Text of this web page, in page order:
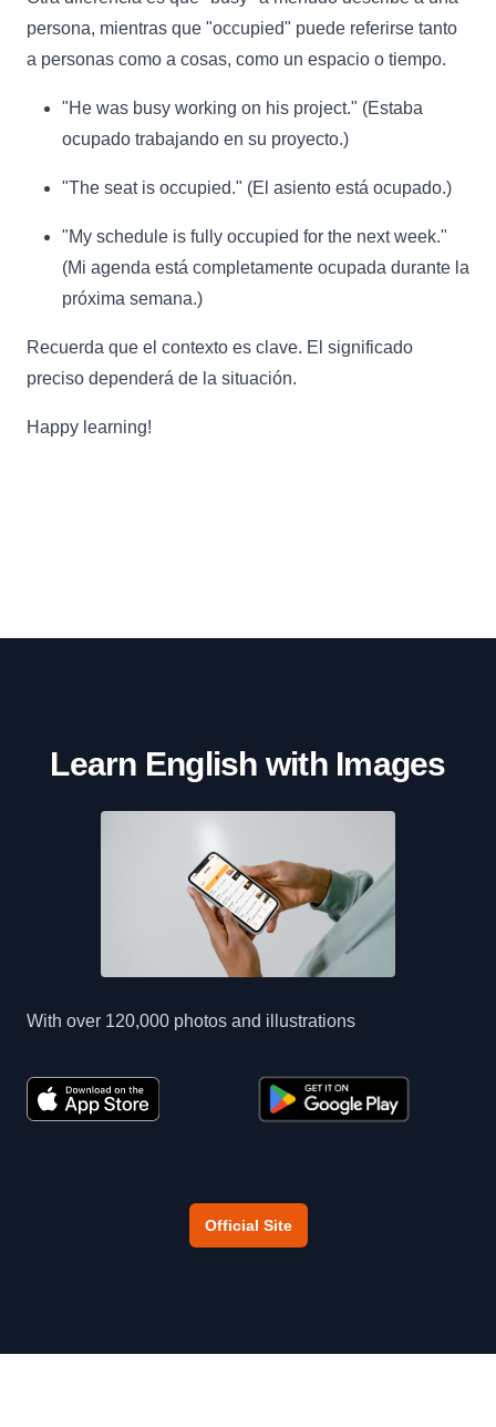
persona, mientras que "occupied" puede referirse tanto
a personas como a cosas, como un espacio o tiempo.
"He was busy working on his project." (Estaba
ocupado trabajando en su proyecto.)
"The seat is occupied." (El asiento está ocupado.)
"My schedule is fully occupied for the next week."
(Mi agenda está completamente ocupada durante la
próxima semana.)
Recuerda que el contexto es clave. El significado
preciso dependerá de la situación.
Happy learning!
Learn English with Images
With over 120,000 photos and illustrations
Official Site